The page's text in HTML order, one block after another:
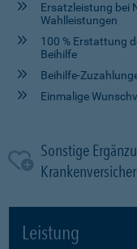
Ersatzleistung bei
Wahlleistungen
100 % Erstattung
Beihilfe
Beihilfe-
Einmalige
Sonstige
Leistung